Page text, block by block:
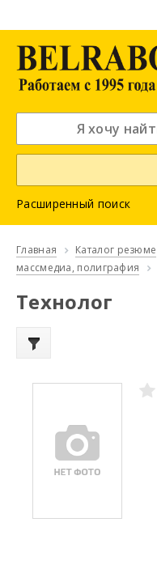
Расширенный поиск
Главная Каталог резюме
массмедиа, полиграфия
Технолог